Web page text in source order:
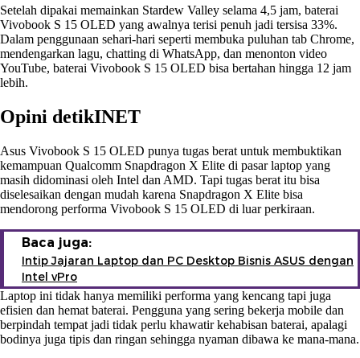
Setelah dipakai memainkan Stardew Valley selama 4,5 jam, baterai
Vivobook S 15 OLED yang awalnya terisi penuh jadi tersisa 33%.
Dalam penggunaan sehari-hari seperti membuka puluhan tab Chrome,
mendengarkan lagu, chatting di WhatsApp, dan menonton video
YouTube, baterai Vivobook S 15 OLED bisa bertahan hingga 12 jam
lebih.
Opini detikINET
Asus Vivobook S 15 OLED punya tugas berat untuk membuktikan
kemampuan Qualcomm Snapdragon X Elite di pasar laptop yang
masih didominasi oleh Intel dan AMD. Tapi tugas berat itu bisa
diselesaikan dengan mudah karena Snapdragon X Elite bisa
mendorong performa Vivobook S 15 OLED di luar perkiraan.
Baca juga:
Intip Jajaran Laptop dan PC Desktop Bisnis ASUS dengan
Intel vPro
Laptop ini tidak hanya memiliki performa yang kencang tapi juga
efisien dan hemat baterai. Pengguna yang sering bekerja mobile dan
berpindah tempat jadi tidak perlu khawatir kehabisan baterai, apalagi
bodinya juga tipis dan ringan sehingga nyaman dibawa ke mana-mana.